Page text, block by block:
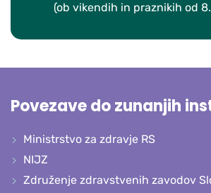
(ob vikendih in praznikih od
Povezave do zunanjih
Ministrstvo za zdravje RS
NIJZ
Združenje zdravstvenih zavodov